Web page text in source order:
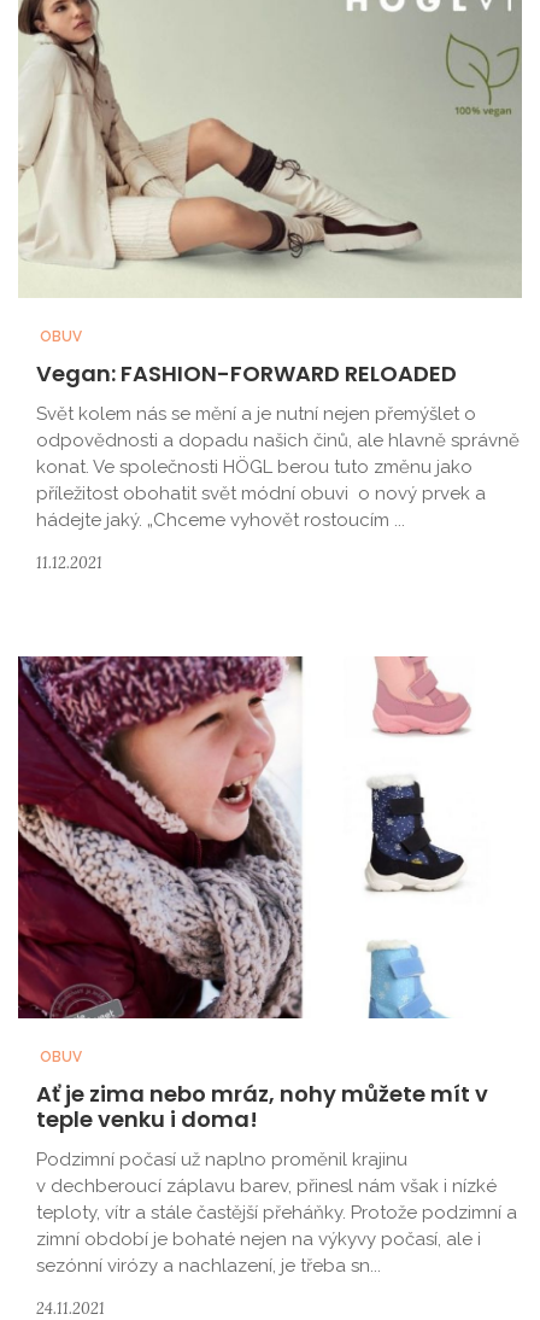
OBUV
Vegan: FASHION-FORWARD RELOADED
Svět kolem nás se mění a je nutní nejen přemýšlet o
odpovědnosti a dopadu našich činů, ale hlavně správně
konat. Ve společnosti HÖGL berou tuto změnu jako
příležitost obohatit svět módní obuvi o nový prvek a
hádejte jaký. „Chceme vyhovět rostoucím ...
11.12.2021
OBUV
Ať je zima nebo mráz, nohy můžete mít v
teple venku i doma!
Podzimní počasí už naplno proměnil krajinu
v dechberoucí záplavu barev, přinesl nám však i nízké
teploty, vítr a stále častější přeháňky. Protože podzimní a
zimní období je bohaté nejen na výkyvy počasí, ale i
sezónní virózy a nachlazení, je třeba sn...
24.11.2021